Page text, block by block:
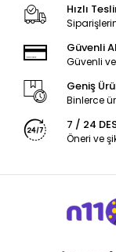
Hızlı
Güvenli
Güvenli
Geniş
Binlerce
7 / 24
Öneri ve